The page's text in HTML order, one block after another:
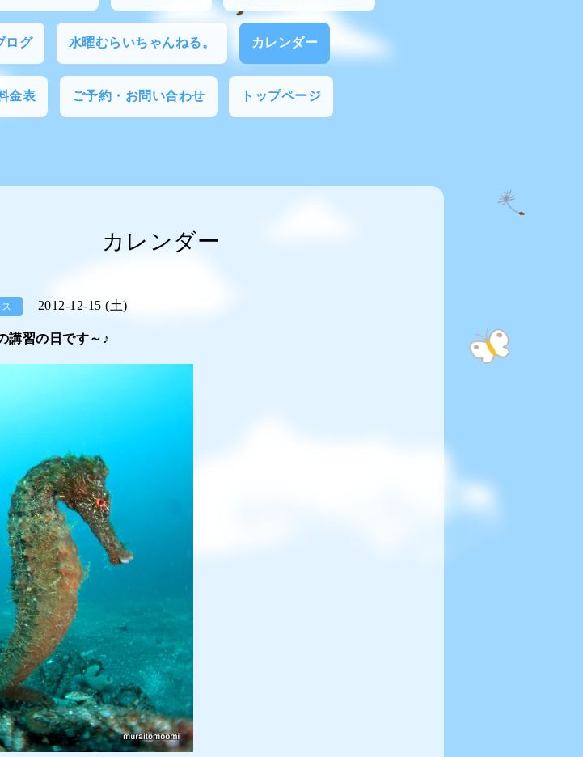
ログ 水曜むらいちゃんねる。 カレンダー
金表 ご予約・お問い合わせ トップページ
カレンダー
2012-12-15 (土)
講習の日です～♪